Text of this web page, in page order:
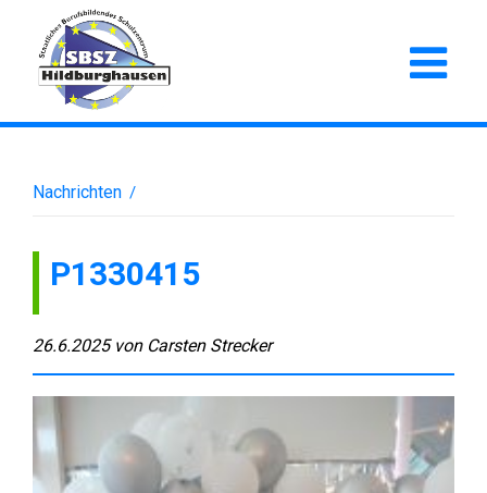
Nachrichten /
P1330415
26.6.2025 von Carsten Strecker